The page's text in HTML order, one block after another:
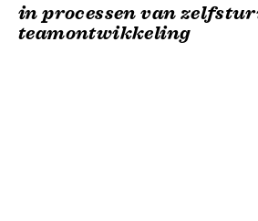
in processen van
teamontwikkeling